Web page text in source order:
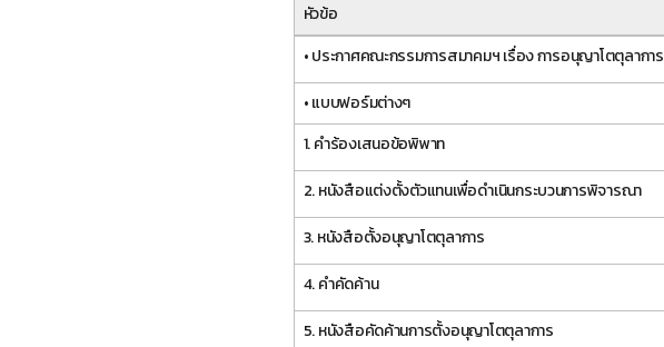
หัวข้อ
• ประกาศคณะกรรมการสมาคมฯ เรื่อง การอนุญาโตตุลาการ
• แบบฟอร์มต่างๆ
1. คำร้องเสนอข้อพิพาท
2. หนังสือแต่งตั้งตัวแทนเพื่อดำเนินกระบวนการพิจารณา
3. หนังสือตั้งอนุญาโตตุลาการ
4. คำคัดค้าน
5. หนังสือคัดค้านการตั้งอนุญาโตตุลาการ